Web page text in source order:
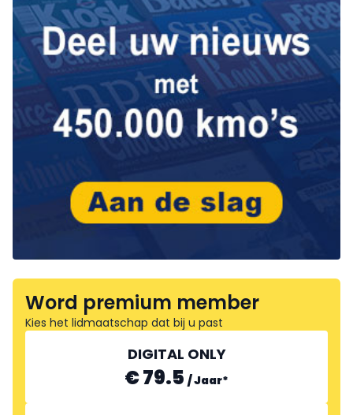
Word premium member
Kies het lidmaatschap dat bij u past
DIGITAL ONLY
€ 79.5 /Jaar*